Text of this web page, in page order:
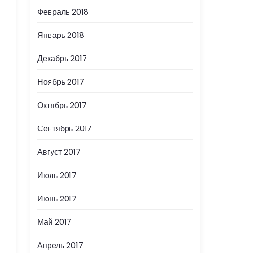
Февраль 2018
Январь 2018
Декабрь 2017
Ноябрь 2017
Октябрь 2017
Сентябрь 2017
Август 2017
Июль 2017
Июнь 2017
Май 2017
Апрель 2017